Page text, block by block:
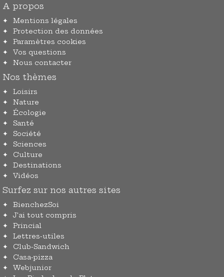
A propos
Mentions légales
Protection des données
Paramètres cookies
Vos questions
Nous contacter
Nos thèmes
Loisirs
Nature
Écologie
Santé
Société
Sciences
Culture
Destinations
Vidéos
Surfez sur nos autres sites
BienchezSoi
J'ai tout compris
Princial
Lettres-utiles
Club-Sandwich
Casa-pizza
Webjunior